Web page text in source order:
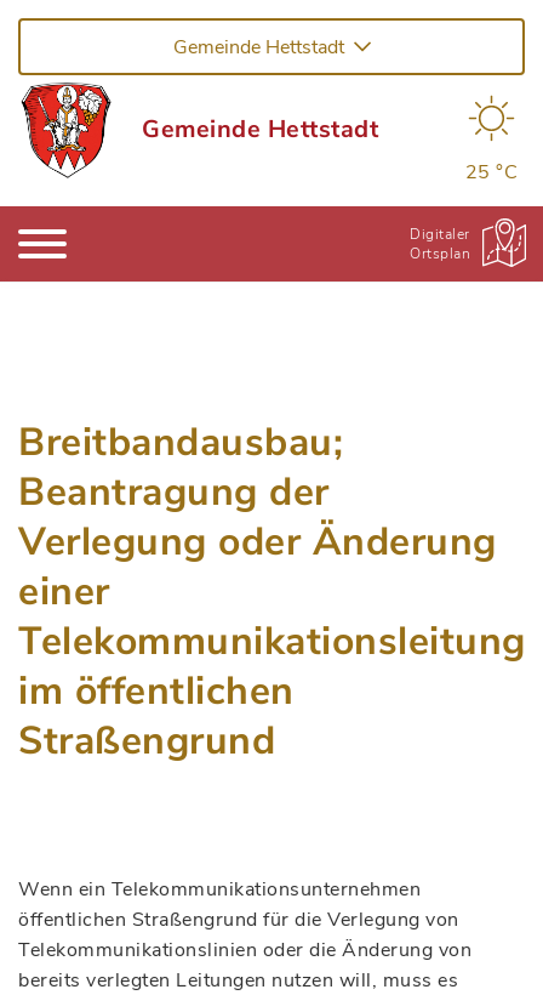
Gemeinde Hettstadt
Gemeinde Hettstadt
25 °C
Digitaler
Ortsplan
Breitbandausbau;
Beantragung der
Verlegung oder Änderung
einer
Telekommunikationsleitung
im öffentlichen
Straßengrund
Wenn ein Telekommunikationsunternehmen
öffentlichen Straßengrund für die Verlegung von
Telekommunikationslinien oder die Änderung von
bereits verlegten Leitungen nutzen will, muss es